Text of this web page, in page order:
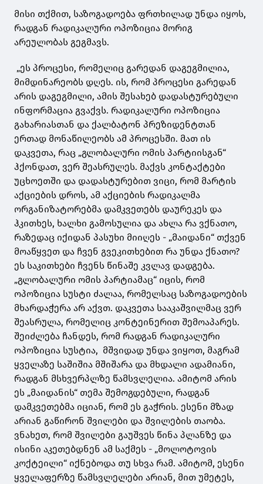
მისი თქმით, საზოგადოება ფრთხილად უნდა იყოს,
რადგან რადიკალური ოპოზიცია მორიგ
არეულობას გეგმავს.
„ეს პროცესი, რომელიც გარედან დაგეგმილია,
მიმდინარეობს დღეს. ის, რომ პროცესი გარედან
არის დაგეგმილი, ამის შესახებ დადასტურებული
ინფორმაცია გვაქვს. რადიკალური ოპოზიცია
გახარიასთან და ქალბატონ პრეზიდენტთან
ერთად მონაწილეობს ამ პროცესში. მათ ის
დაკვეთა, რაც „გლობალური ომის პარტიისგან“
ჰქონდათ, ვერ შეასრულეს. მაქვს კონტაქტები
უცხოეთში და დადასტურებით ვიცი, რომ მარტის
აქციების დროს, ამ აქციების რადიკალმა
ორგანიზატორებმა დამკვეთებს დაურეკეს და
ჰკითხეს, ხალხი გამოსულია და ახლა რა ვქნათო,
რაზედაც იქიდან პასუხი მიიღეს - „მაიდანი“ თქვენ
მოაწყვეთ და ჩვენ გვეკითხებით რა უნდა ქნათო?
ეს საკითხები ჩვენს წინაშე კვლავ დადგება.
„გლობალური ომის პარტიამაც“ იცის, რომ
ოპოზიცია სუსტი ძალაა, რომელსაც საზოგადოების
მხარდაჭერა არ აქვთ. დაკვეთა სააკაშვილმაც ვერ
შეასრულა, რომელიც კონტეინერით შემოაპარეს.
შეიძლება ჩანდეს, რომ რადგან რადიკალური
ოპოზიცია სუსტია, მშვიდად უნდა ვიყოთ, მაგრამ
ყველაზე საშიშია მშიშარა და მხდალი ადამიანი,
რადგან მსხვერპლზე წამსვლელია. ამიტომ არის
ეს „მაიდანის“ თემა შემოგდებული, რადგან
დამკვეთებმა იციან, რომ ეს გაჭრის. ესენი მზად
არიან გაწირონ შვილები და შვილების თაობა.
ვნახეთ, რომ შვილები გაუშვეს წინა პლანზე და
ისინი აკეთებდნენ ამ საქმეს - „მოლოტოვის
კოქტეილი“ იქნებოდა თუ სხვა რამ. ამიტომ, ესენი
ყველაფერზე წამსვლელები არიან, მით უმეტეს,